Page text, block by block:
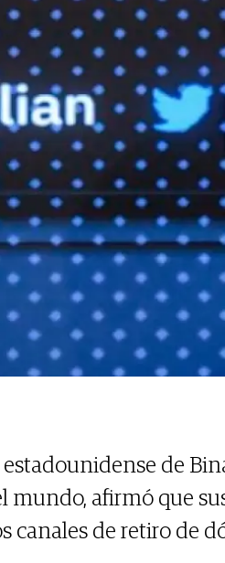
de
mundo, afirmó que
canales de retiro de